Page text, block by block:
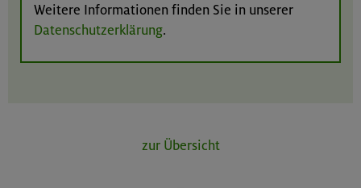
Weitere Informationen finden Sie in unserer
Datenschutzerklärung.
zur Übersicht